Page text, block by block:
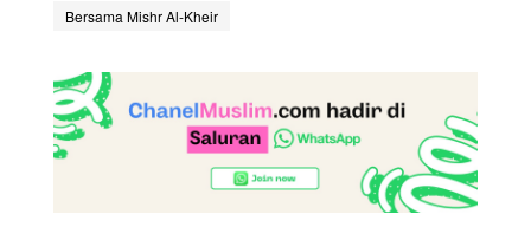
Bersama Mishr Al-Kheir